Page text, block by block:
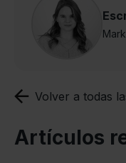
Volver a todas
Artículos